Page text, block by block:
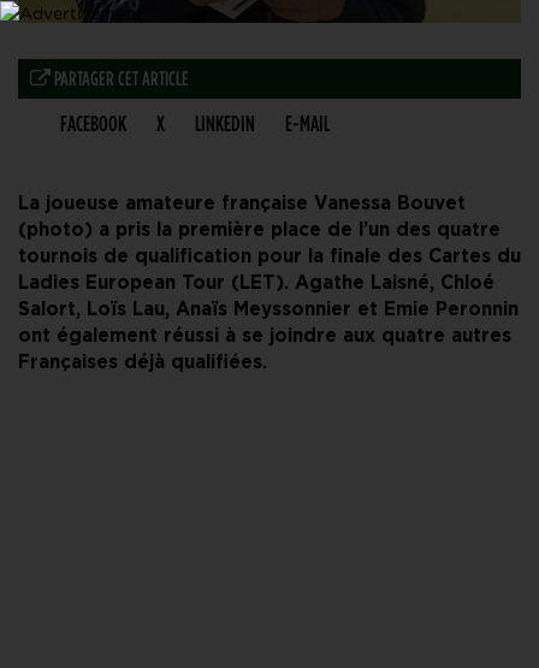
PARTAGER CET ARTICLE
FACEBOOK X LINKEDIN E-MAIL
La joueuse amateure française Vanessa Bouvet
(photo) a pris la première place de l’un des quatre
tournois de qualification pour la finale des Cartes du
Ladies European Tour (LET). Agathe Laisné, Chloé
Salort, Loïs Lau, Anaïs Meyssonnier et Emie Peronnin
ont également réussi à se joindre aux quatre autres
Françaises déjà qualifiées.